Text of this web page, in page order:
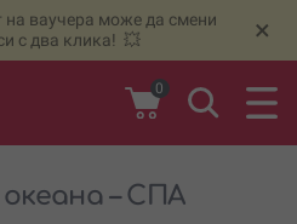
на ваучера може да смени
с два клика! 💥
×
0
– СПА